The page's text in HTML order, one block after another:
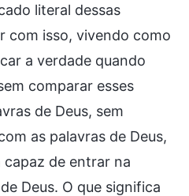
literal dessas
com isso, vivendo como
a verdade quando
comparar esses
de Deus, sem
as palavras de Deus,
de entrar na
Deus. O que significa